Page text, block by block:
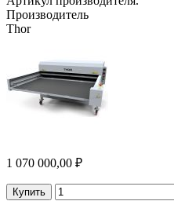
Производитель
Thor
1 070 000,00 ₽
Купить